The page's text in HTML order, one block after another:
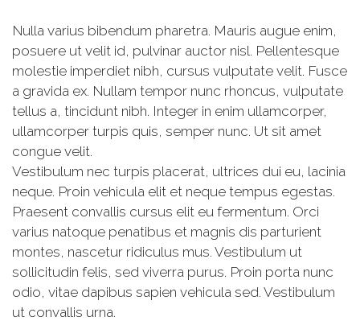
Nulla varius bibendum pharetra. Mauris augue enim,
posuere ut velit id, pulvinar auctor nisl. Pellentesque
molestie imperdiet nibh, cursus vulputate velit. Fusce
a gravida ex. Nullam tempor nunc rhoncus, vulputate
tellus a, tincidunt nibh. Integer in enim ullamcorper,
ullamcorper turpis quis, semper nunc. Ut sit amet
congue velit.
Vestibulum nec turpis placerat, ultrices dui eu, lacinia
neque. Proin vehicula elit et neque tempus egestas.
Praesent convallis cursus elit eu fermentum. Orci
varius natoque penatibus et magnis dis parturient
montes, nascetur ridiculus mus. Vestibulum ut
sollicitudin felis, sed viverra purus. Proin porta nunc
odio, vitae dapibus sapien vehicula sed. Vestibulum
ut convallis urna.